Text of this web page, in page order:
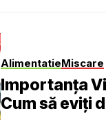
AlimentatieMiscare
Importanța
Cum să eviți